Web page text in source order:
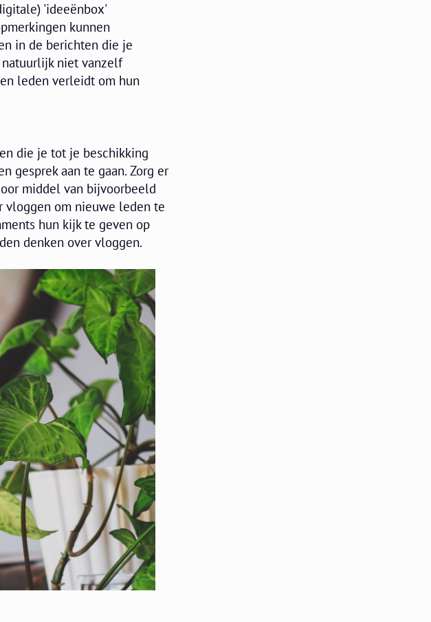
'ideeënbox'
kunnen
in de berichten die je
niet vanzelf
leden verleidt om hun
die je tot je beschikking
gesprek aan te gaan. Zorg er
middel van bijvoorbeeld
vloggen om nieuwe leden te
hun kijk te geven op
denken over vloggen.